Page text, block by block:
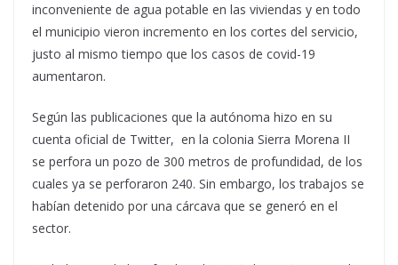
inconveniente de agua potable en las viviendas y en todo
el municipio vieron incremento en los cortes del servicio,
justo al mismo tiempo que los casos de covid-19
aumentaron.
Según las publicaciones que la autónoma hizo en su
cuenta oficial de Twitter, en la colonia Sierra Morena II
se perfora un pozo de 300 metros de profundidad, de los
cuales ya se perforaron 240. Sin embargo, los trabajos se
habían detenido por una cárcava que se generó en el
sector.